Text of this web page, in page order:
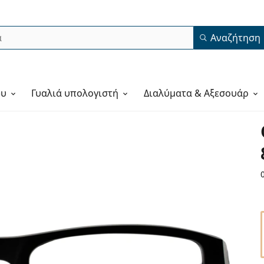
Αναζήτηση
Γυαλιά υπολογιστή Διαλύματα & Αξεσουάρ